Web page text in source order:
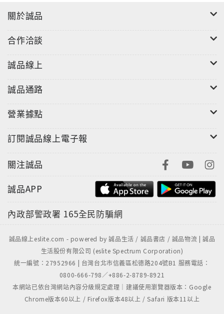
關於誠品
合作洽談
誠品線上
誠品通路
營業據點
訂閱誠品線上電子報
關注誠品
誠品APP
內政部警政署 165全民防騙網
誠品線上eslite.com - powered by 誠品生活 / 誠品書店 / 誠品物流 | 誠品
生活股份有限公司 (eslite Spectrum Corporation)
統一編號：27952966 | 台灣台北市信義區松德路204號B1 服務電話：
0800-666-798／+886-2-8789-8921
本網站已依台灣網站內容分級規定處理｜建議使用瀏覽器版本：Google
Chrome版本60以上 / Firefox版本48以上 / Safari 版本11以上